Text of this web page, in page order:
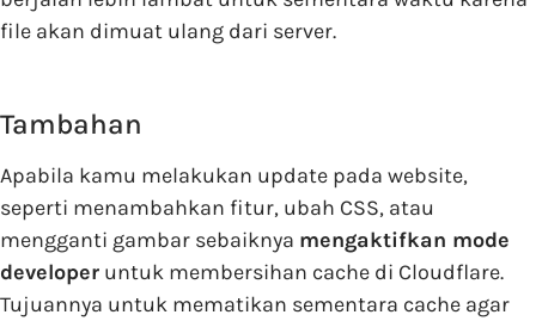
file akan dimuat ulang dari server.
Tambahan
Apabila kamu melakukan update pada website,
seperti menambahkan fitur, ubah CSS, atau
mengganti gambar sebaiknya mengaktifkan mode
developer untuk membersihan cache di Cloudflare.
Tujuannya untuk mematikan sementara cache agar